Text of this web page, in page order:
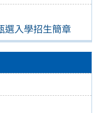
選入學招生簡章